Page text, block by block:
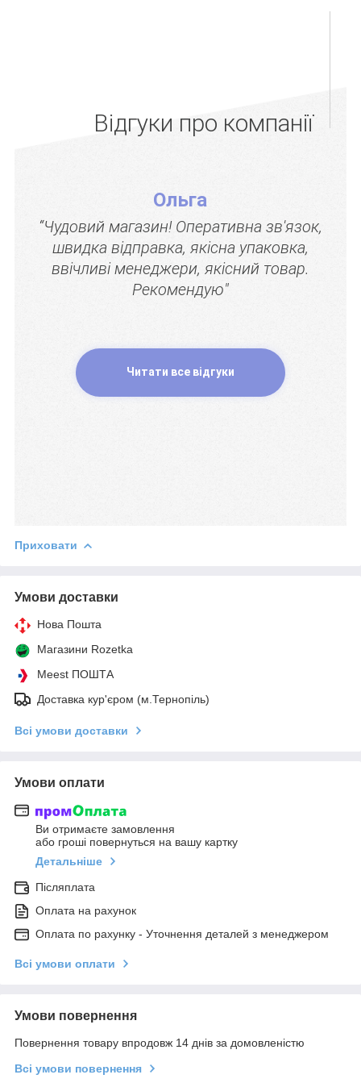
Відгуки про компанії
Ольга
“Чудовий магазин! Оперативна зв'язок,
швидка відправка, якісна упаковка,
ввічливі менеджери, якісний товар.
Рекомендую"
Читати все відгуки
Приховати
Умови доставки
Нова Пошта
Магазини Rozetka
Meest ПОШТА
Доставка кур'єром (м.Тернопіль)
Всі умови доставки
Умови оплати
Ви отримаєте замовлення
або гроші повернуться на вашу картку
Детальніше
Післяплата
Оплата на рахунок
Оплата по рахунку - Уточнення деталей з менеджером
Всі умови оплати
Умови повернення
Повернення товару впродовж 14 днів за домовленістю
Всі умови повернення